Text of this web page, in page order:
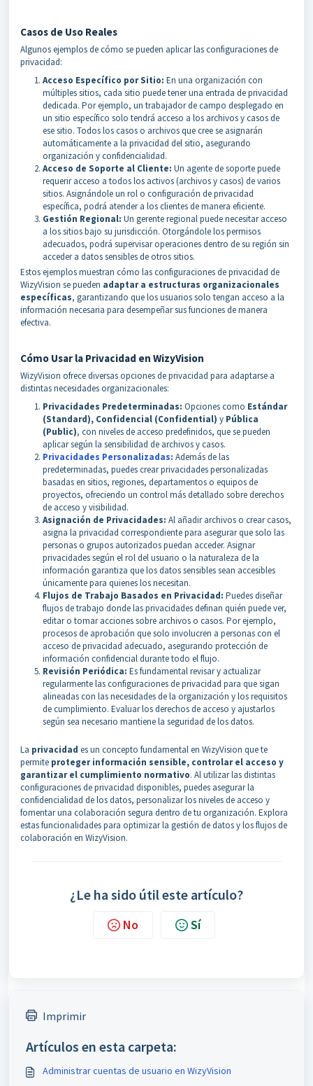
Casos de Uso Reales
Algunos ejemplos de cómo se pueden aplicar las configuraciones de
privacidad:
Acceso Específico por Sitio: En una organización con
múltiples sitios, cada sitio puede tener una entrada de privacidad
dedicada. Por ejemplo, un trabajador de campo desplegado en
un sitio específico solo tendrá acceso a los archivos y casos de
ese sitio. Todos los casos o archivos que cree se asignarán
automáticamente a la privacidad del sitio, asegurando
organización y confidencialidad.
Acceso de Soporte al Cliente: Un agente de soporte puede
requerir acceso a todos los activos (archivos y casos) de varios
sitios. Asignándole un rol o configuración de privacidad
específica, podrá atender a los clientes de manera eficiente.
Gestión Regional: Un gerente regional puede necesitar acceso
a los sitios bajo su jurisdicción. Otorgándole los permisos
adecuados, podrá supervisar operaciones dentro de su región sin
acceder a datos sensibles de otros sitios.
Estos ejemplos muestran cómo las configuraciones de privacidad de
WizyVision se pueden adaptar a estructuras organizacionales
específicas, garantizando que los usuarios solo tengan acceso a la
información necesaria para desempeñar sus funciones de manera
efectiva.
Cómo Usar la Privacidad en WizyVision
WizyVision ofrece diversas opciones de privacidad para adaptarse a
distintas necesidades organizacionales:
Privacidades Predeterminadas: Opciones como Estándar
(Standard), Confidencial (Confidential) y Pública
(Public), con niveles de acceso predefinidos, que se pueden
aplicar según la sensibilidad de archivos y casos.
Privacidades Personalizadas: Además de las
predeterminadas, puedes crear privacidades personalizadas
basadas en sitios, regiones, departamentos o equipos de
proyectos, ofreciendo un control más detallado sobre derechos
de acceso y visibilidad.
Asignación de Privacidades: Al añadir archivos o crear casos,
asigna la privacidad correspondiente para asegurar que solo las
personas o grupos autorizados puedan acceder. Asignar
privacidades según el rol del usuario o la naturaleza de la
información garantiza que los datos sensibles sean accesibles
únicamente para quienes los necesitan.
Flujos de Trabajo Basados en Privacidad: Puedes diseñar
flujos de trabajo donde las privacidades definan quién puede ver,
editar o tomar acciones sobre archivos o casos. Por ejemplo,
procesos de aprobación que solo involucren a personas con el
acceso de privacidad adecuado, asegurando protección de
información confidencial durante todo el flujo.
Revisión Periódica: Es fundamental revisar y actualizar
regularmente las configuraciones de privacidad para que sigan
alineadas con las necesidades de la organización y los requisitos
de cumplimiento. Evaluar los derechos de acceso y ajustarlos
según sea necesario mantiene la seguridad de los datos.
La privacidad es un concepto fundamental en WizyVision que te
permite proteger información sensible, controlar el acceso y
garantizar el cumplimiento normativo. Al utilizar las distintas
configuraciones de privacidad disponibles, puedes asegurar la
confidencialidad de los datos, personalizar los niveles de acceso y
fomentar una colaboración segura dentro de tu organización. Explora
estas funcionalidades para optimizar la gestión de datos y los flujos de
colaboración en WizyVision.
¿Le ha sido útil este artículo?
No Sí
Imprimir
Artículos en esta carpeta:
Administrar cuentas de usuario en WizyVision